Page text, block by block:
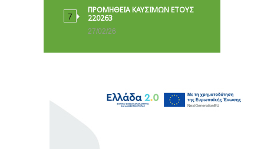
ΠΡΟΜΗΘΕΙΑ ΚΑΥΣΙΜΩΝ ΕΤΟΥΣ
220263
27/02/26